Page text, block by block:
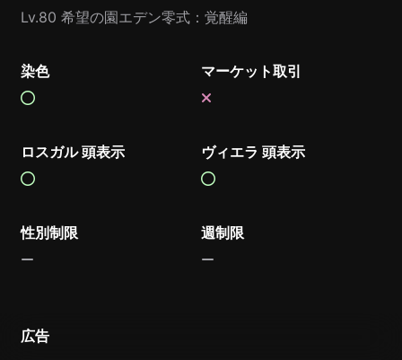
Lv.80 希望の園エデン零式：覚醒編
染色 マーケット取引
ロスガル 頭表示 ヴィエラ 頭表示
性別制限 週制限
広告